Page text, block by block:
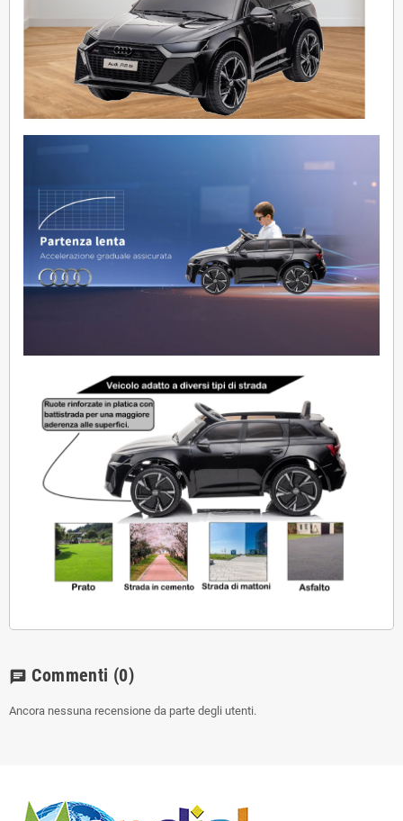
chat Commenti (0)
Ancora nessuna recensione da parte degli utenti.